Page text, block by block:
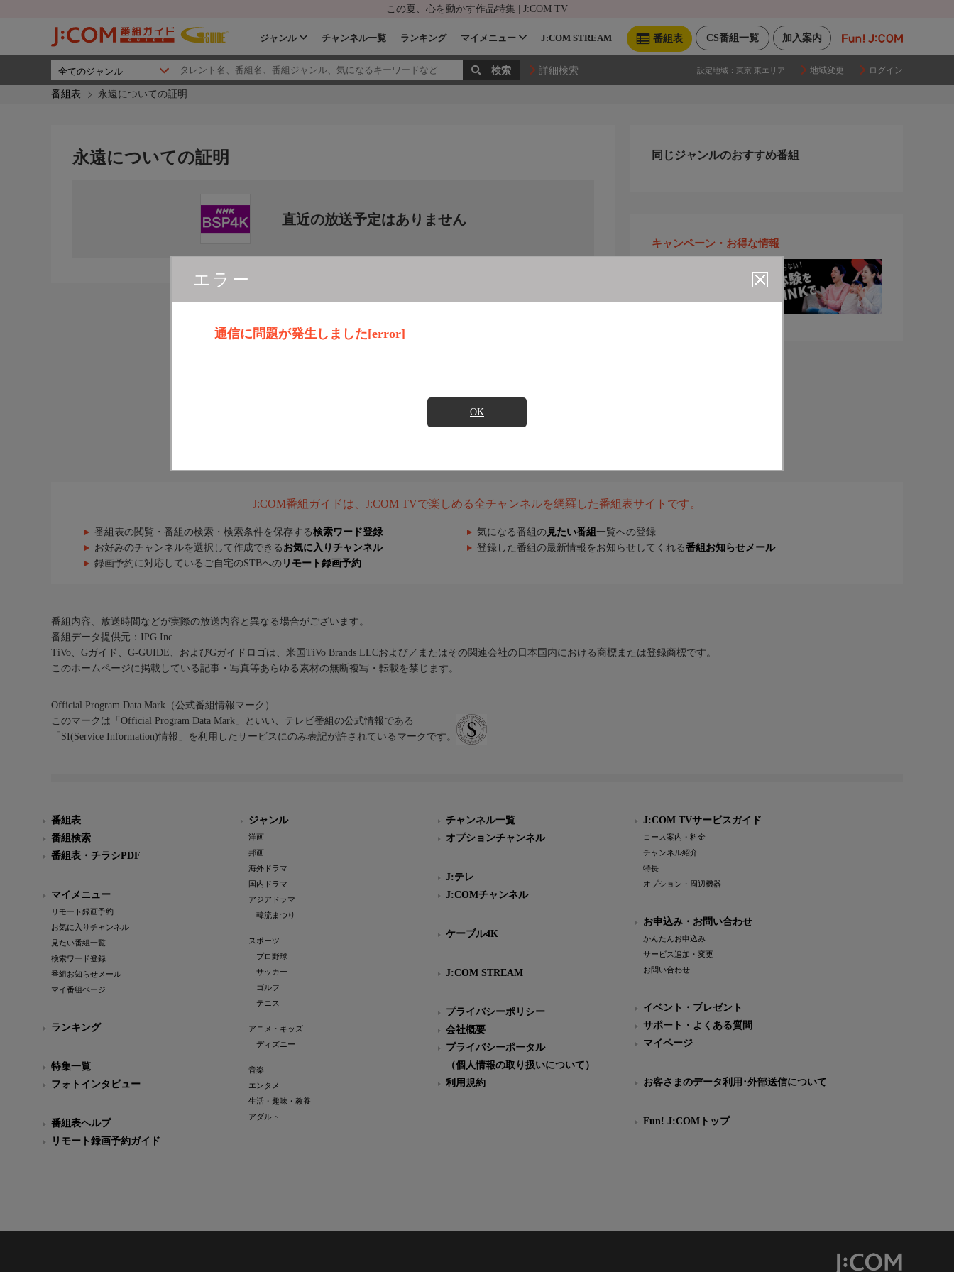
この夏、心を動かす作品特集 | J:COM TV
加入案内
CS番組一覧
番組表
ジャンル チャンネル一覧 ランキング マイメニュー J:COM STREAM
詳細検索 設定地域： 東京 東エリア 地域変更 ログイン
番組表 永遠についての証明
エラー
通信に問題が発生しました[error]
OK
永遠についての証明
直近の放送予定はありません
同じジャンルのおすすめ番組
キャンペーン・お得な情報
J:COM番組ガイドは、J:COM TVで楽しめる全チャンネルを網羅した番組表サイトです。
番組表の閲覧・番組の検索・検索条件を保存する検索ワード登録 気になる番組の 見たい番組 一覧への登録
お好みのチャンネルを選択して作成できる お気に入りチャンネル 登録した番組の最新情報をお知らせしてくれる番組お知らせメール
録画予約に対応しているご自宅のSTBへの リモート録画予約
番組内容、放送時間などが実際の放送内容と異なる場合がございます。
番組データ提供元：IPG Inc.
TiVo、Gガイド、G-GUIDE、およびGガイドロゴは、米国TiVo Brands LLCおよび／またはその関連会社の日本国内における商標または登録商標です。
このホームページに掲載している記事・写真等あらゆる素材の無断複写・転載を禁じます。
Official Program Data Mark（公式番組情報マーク）
このマークは「Official Program Data Mark」といい、テレビ番組の公式情報である
「SI(Service Information)情報」を利用したサービスにのみ表記が許されているマークです。
番組表
番組検索
番組表・チラシPDF
マイメニュー
リモート録画予約
お気に入りチャンネル
見たい番組一覧
検索ワード登録
番組お知らせメール
マイ番組ページ
ランキング
特集一覧
フォトインタビュー
番組表ヘルプ
リモート録画予約ガイド
ジャンル
洋画
邦画
海外ドラマ
国内ドラマ
アジアドラマ
韓流まつり
スポーツ
プロ野球
サッカー
ゴルフ
テニス
アニメ・キッズ
ディズニー
音楽
エンタメ
生活・趣味・教養
アダルト
チャンネル一覧
オプションチャンネル
J:テレ
J:COMチャンネル
ケーブル4K
J:COM STREAM
プライバシーポリシー
会社概要
プライバシーポータル
（個人情報の取り扱いについて）
利用規約
J:COM TVサービスガイド
コース案内・料金
チャンネル紹介
特長
オプション・周辺機器
お申込み・お問い合わせ
かんたんお申込み
サービス追加・変更
お問い合わせ
イベント・プレゼント
サポート・よくある質問
マイページ
お客さまのデータ利用･外部送信について
Fun! J:COMトップ